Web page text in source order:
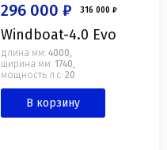
316 000 ₽
296 000 ₽
Windboat-4.0 Evo
длина мм: 4000 ,
ширина мм: 1740 ,
мощность л.с: 20
В корзину